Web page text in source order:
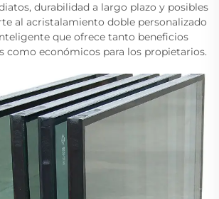
durabilidad a largo plazo y posibles
al acristalamiento doble personalizado
que ofrece tanto beneficios
como económicos para los propietarios.